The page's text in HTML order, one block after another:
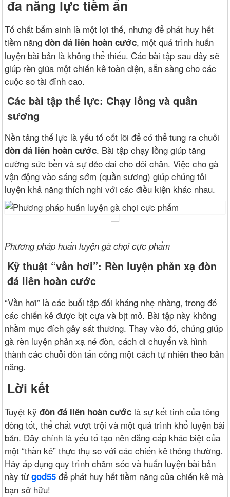
đa năng lực tiềm ẩn
Tố chất bẩm sinh là một lợi thế, nhưng để phát huy hết
tiềm năng đòn đá liên hoàn cước, một quá trình huấn
luyện bài bản là không thể thiếu. Các bài tập sau đây sẽ
giúp rèn giũa một chiến kê toàn diện, sẵn sàng cho các
cuộc so tài đỉnh cao.
Các bài tập thể lực: Chạy lồng và quần
sương
Nền tảng thể lực là yếu tố cốt lõi để có thể tung ra chuỗi
đòn đá liên hoàn cước. Bài tập chạy lồng giúp tăng
cường sức bền và sự dẻo dai cho đôi chân. Việc cho gà
vận động vào sáng sớm (quần sương) giúp chúng tôi
luyện khả năng thích nghi với các điều kiện khác nhau.
Phương pháp huấn luyện gà chọi cực phẩm
Kỹ thuật “vần hơi”: Rèn luyện phản xạ đòn
đá liên hoàn cước
“Vần hơi” là các buổi tập đối kháng nhẹ nhàng, trong đó
các chiến kê được bịt cựa và bịt mỏ. Bài tập này không
nhằm mục đích gây sát thương. Thay vào đó, chúng giúp
gà rèn luyện phản xạ né đòn, cách di chuyển và hình
thành các chuỗi đòn tấn công một cách tự nhiên theo bản
năng.
Lời kết
Tuyệt kỹ đòn đá liên hoàn cước là sự kết tinh của tông
dòng tốt, thể chất vượt trội và một quá trình khổ luyện bài
bản. Đây chính là yếu tố tạo nên đẳng cấp khác biệt của
một “thần kê” thực thụ so với các chiến kê thông thường.
Hãy áp dụng quy trình chăm sóc và huấn luyện bài bản
này từgod55 để phát huy hết tiềm năng của chiến kê mà
bạn sở hữu!